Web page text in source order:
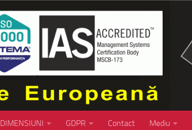
DIMENSIUNI GDPR Contact Mediu